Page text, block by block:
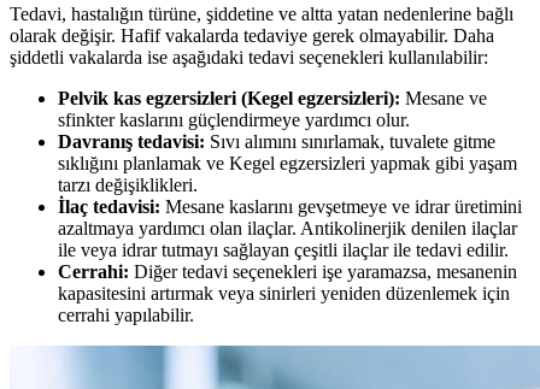
Tedavi, hastalığın türüne, şiddetine ve altta yatan nedenlerine bağlı
olarak değişir. Hafif vakalarda tedaviye gerek olmayabilir. Daha
şiddetli vakalarda ise aşağıdaki tedavi seçenekleri kullanılabilir:
Pelvik kas egzersizleri (Kegel egzersizleri): Mesane ve
sfinkter kaslarını güçlendirmeye yardımcı olur.
Davranış tedavisi: Sıvı alımını sınırlamak, tuvalete gitme
sıklığını planlamak ve Kegel egzersizleri yapmak gibi yaşam
tarzı değişiklikleri.
İlaç tedavisi: Mesane kaslarını gevşetmeye ve idrar üretimini
azaltmaya yardımcı olan ilaçlar. Antikolinerjik denilen ilaçlar
ile veya idrar tutmayı sağlayan çeşitli ilaçlar ile tedavi edilir.
Cerrahi: Diğer tedavi seçenekleri işe yaramazsa, mesanenin
kapasitesini artırmak veya sinirleri yeniden düzenlemek için
cerrahi yapılabilir.